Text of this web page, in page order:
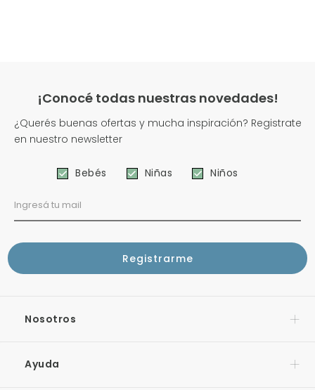
¡Conocé todas nuestras novedades!
¿Querés buenas ofertas y mucha inspiración? Registrate
en nuestro newsletter
Bebés Niñas Niños
Nosotros
Ayuda